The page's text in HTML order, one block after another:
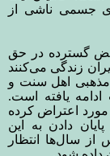
جسمی ناشی از
گسترده در حق
زندگی می‌کنند
مذهبی اهل سنت و
یافته است.
مورد اعتراض کرده
دادن به این
سال‌ها انتظار